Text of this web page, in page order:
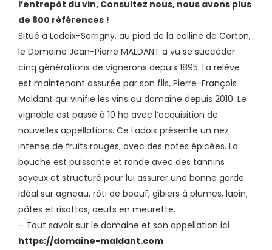
l’entrepôt du vin, Consultez nous, nous avons plus
de 800 références !
Situé à Ladoix-Serrigny, au pied de la colline de Corton,
le Domaine Jean-Pierre MALDANT a vu se succéder
cinq générations de vignerons depuis 1895. La relève
est maintenant assurée par son fils, Pierre-François
Maldant qui vinifie les vins au domaine depuis 2010. Le
vignoble est passé à 10 ha avec l’acquisition de
nouvelles appellations. Ce Ladoix présente un nez
intense de fruits rouges, avec des notes épicées. La
bouche est puissante et ronde avec des tannins
soyeux et structuré pour lui assurer une bonne garde.
Idéal sur agneau, rôti de boeuf, gibiers à plumes, lapin,
pâtes et risottos, oeufs en meurette.
– Tout savoir sur le domaine et son appellation ici :
https://domaine-maldant.com